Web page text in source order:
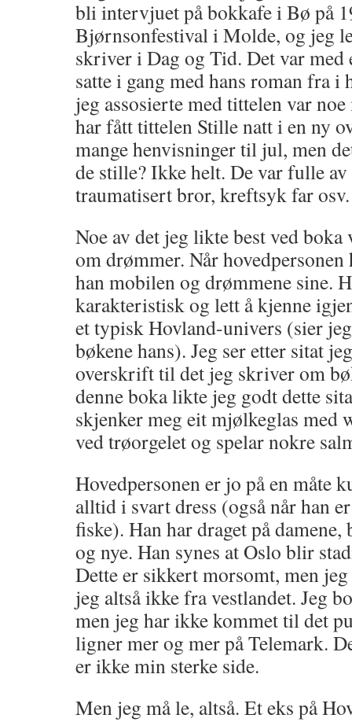
bli intervjuet på bokkafe i Bø på
Bjørnsonfestival i Molde, og jeg
skriver i Dag og Tid. Det var
satte i gang med hans roman fra i
jeg assosierte med tittelen var
har fått tittelen Stille natt i en ny
mange henvisninger til jul, men
de stille? Ikke helt. De var fulle
traumatisert bror, kreftsyk far osv.
Noe av det jeg likte best ved boka
om drømmer. Når hovedpersonen
han mobilen og drømmene sine.
karakteristisk og lett å kjenne
et typisk Hovland-univers (sier
bøkene hans). Jeg ser etter sitat
overskrift til det jeg skriver om
denne boka likte jeg godt dette
skjenker meg eit mjølkeglas med
ved trøorgelet og spelar nokre
Hovedpersonen er jo på en måte
alltid i svart dress (også når han
fiske). Han har draget på damene,
og nye. Han synes at Oslo blir
Dette er sikkert morsomt, men
jeg altså ikke fra vestlandet. Jeg
men jeg har ikke kommet til det
ligner mer og mer på Telemark.
er ikke min sterke side.
Men jeg må le, altså. Et eks på